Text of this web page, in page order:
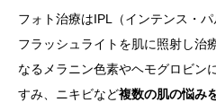
フォト治療はIPL（インテンス・
フラッシュライトを肌に照射し治
なるメラニン色素やヘモグロビン
すみ、ニキビなど複数の肌の悩み